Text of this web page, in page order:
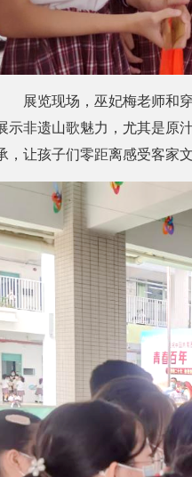
展览现场，巫妃梅老师和
示非遗山歌魅力，尤其是原
，让孩子们零距离感受客家